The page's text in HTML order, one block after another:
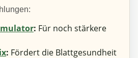
: Für noch stärkere
: Fördert die Blattgesundheit